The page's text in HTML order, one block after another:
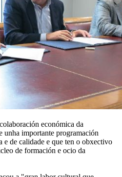
económica da
unha importante programación
e de calidade e que ten o obxectivo
de formación e ocio da